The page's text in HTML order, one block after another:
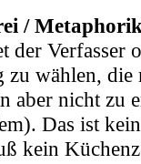
/
der Verfasser
wählen, die
aber nicht zu
Das ist
kein